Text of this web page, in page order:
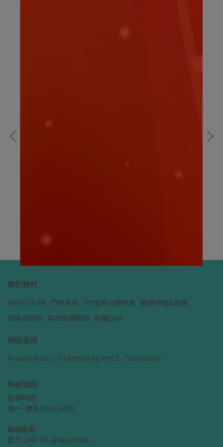
關於我們
WAYTOFUN 門市資訊 VIP會員分級制度 購物須知&運費
退換貨說明 其他經銷據點 客服Q&A
網站使用
Privacy Policy TERMS of SERVICE Contact Us
聯絡資訊
營業時間
週一~週五 9:00-18:00
聯絡客服
官方 LINE ID : @waytofun